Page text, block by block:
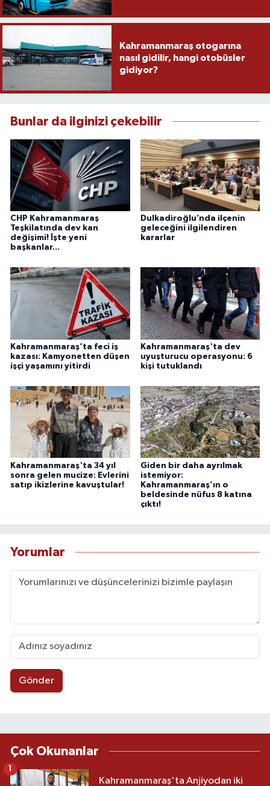
Kahramanmaraş otogarına
nasıl gidilir, hangi otobüsler
gidiyor?
Bunlar da ilginizi çekebilir
CHP Kahramanmaraş
Teşkilatında dev kan
değişimi! İşte yeni
başkanlar...
Dulkadiroğlu’nda ilçenin
geleceğini ilgilendiren
kararlar
Kahramanmaraş’ta feci iş
kazası: Kamyonetten düşen
işçi yaşamını yitirdi
Kahramanmaraş'ta dev
uyuşturucu operasyonu: 6
kişi tutuklandı
Kahramanmaraş'ta 34 yıl
sonra gelen mucize: Evlerini
satıp ikizlerine kavuştular!
Giden bir daha ayrılmak
istemiyor:
Kahramanmaraş’ın o
beldesinde nüfus 8 katına
çıktı!
Yorumlar
Gönder
Çok Okunanlar
Kahramanmaraş'ta Anjiyodan iki